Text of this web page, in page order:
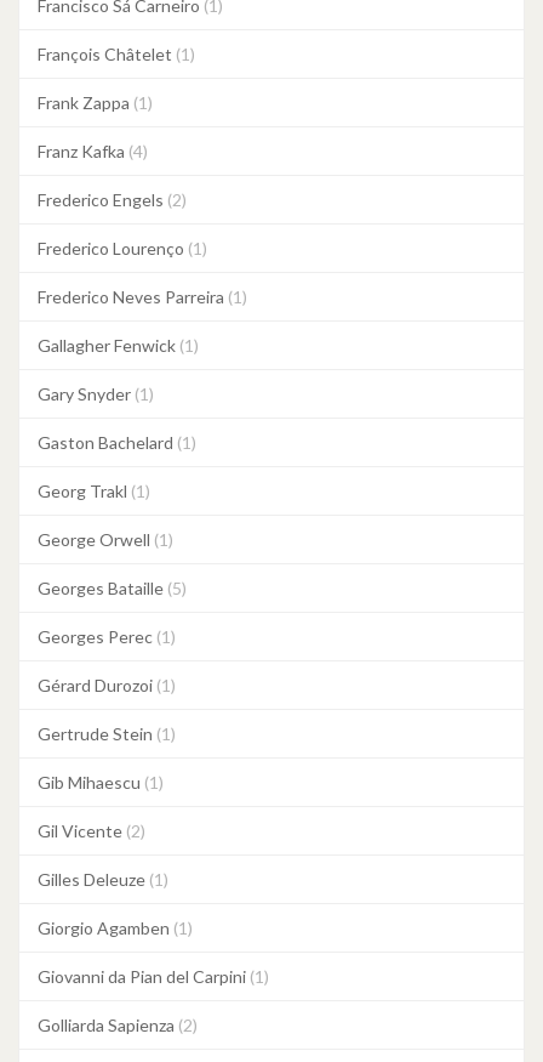
Francisco Sá Carneiro (1)
François Châtelet (1)
Frank Zappa (1)
Franz Kafka (4)
Frederico Engels (2)
Frederico Lourenço (1)
Frederico Neves Parreira (1)
Gallagher Fenwick (1)
Gary Snyder (1)
Gaston Bachelard (1)
Georg Trakl (1)
George Orwell (1)
Georges Bataille (5)
Georges Perec (1)
Gérard Durozoi (1)
Gertrude Stein (1)
Gib Mihaescu (1)
Gil Vicente (2)
Gilles Deleuze (1)
Giorgio Agamben (1)
Giovanni da Pian del Carpini (1)
Golliarda Sapienza (2)